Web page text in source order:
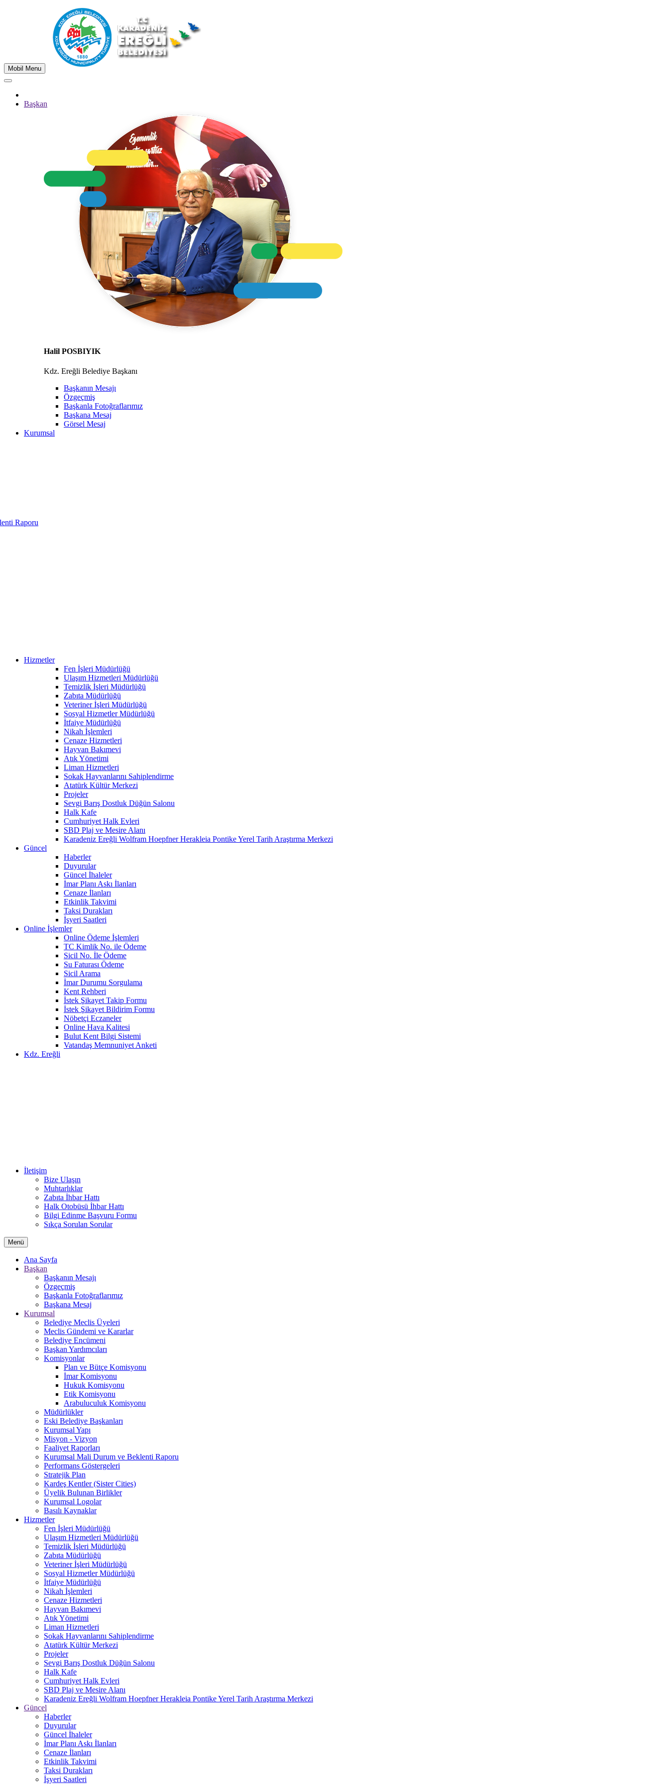
Mobil Menu
Başkan
Halil POSBIYIK
Kdz. Ereğli Belediye Başkanı
Başkanın Mesajı
Özgeçmiş
Başkanla Fotoğraflarımız
Başkana Mesaj
Görsel Mesaj
Kurumsal
Raporu
Hizmetler
Fen İşleri Müdürlüğü
Ulaşım Hizmetleri Müdürlüğü
Temizlik İşleri Müdürlüğü
Zabıta Müdürlüğü
Veteriner İşleri Müdürlüğü
Sosyal Hizmetler Müdürlüğü
İtfaiye Müdürlüğü
Nikah İşlemleri
Cenaze Hizmetleri
Hayvan Bakımevi
Atık Yönetimi
Liman Hizmetleri
Sokak Hayvanlarını Sahiplendirme
Atatürk Kültür Merkezi
Projeler
Sevgi Barış Dostluk Düğün Salonu
Halk Kafe
Cumhuriyet Halk Evleri
SBD Plaj ve Mesire Alanı
Karadeniz Ereğli Wolfram Hoepfner Herakleia Pontike Yerel Tarih Araştırma Merkezi
Güncel
Haberler
Duyurular
Güncel İhaleler
İmar Planı Askı İlanları
Cenaze İlanları
Etkinlik Takvimi
Taksi Durakları
İşyeri Saatleri
Online İşlemler
Online Ödeme İşlemleri
TC Kimlik No. ile Ödeme
Sicil No. İle Ödeme
Su Faturası Ödeme
Sicil Arama
İmar Durumu Sorgulama
Kent Rehberi
İstek Şikayet Takip Formu
İstek Şikayet Bildirim Formu
Nöbetçi Eczaneler
Online Hava Kalitesi
Bulut Kent Bilgi Sistemi
Vatandaş Memnuniyet Anketi
Kdz. Ereğli
İletişim
Bize Ulaşın
Muhtarlıklar
Zabıta İhbar Hattı
Halk Otobüsü İhbar Hattı
Bilgi Edinme Başvuru Formu
Sıkça Sorulan Sorular
Menü
Ana Sayfa
Başkan
Başkanın Mesajı
Özgeçmiş
Başkanla Fotoğraflarımız
Başkana Mesaj
Kurumsal
Belediye Meclis Üyeleri
Meclis Gündemi ve Kararlar
Belediye Encümeni
Başkan Yardımcıları
Komisyonlar
Plan ve Bütçe Komisyonu
İmar Komisyonu
Hukuk Komisyonu
Etik Komisyonu
Arabuluculuk Komisyonu
Müdürlükler
Eski Belediye Başkanları
Kurumsal Yapı
Misyon - Vizyon
Faaliyet Raporları
Kurumsal Mali Durum ve Beklenti Raporu
Performans Göstergeleri
Stratejik Plan
Kardeş Kentler (Sister Cities)
Üyelik Bulunan Birlikler
Kurumsal Logolar
Basılı Kaynaklar
Hizmetler
Fen İşleri Müdürlüğü
Ulaşım Hizmetleri Müdürlüğü
Temizlik İşleri Müdürlüğü
Zabıta Müdürlüğü
Veteriner İşleri Müdürlüğü
Sosyal Hizmetler Müdürlüğü
İtfaiye Müdürlüğü
Nikah İşlemleri
Cenaze Hizmetleri
Hayvan Bakımevi
Atık Yönetimi
Liman Hizmetleri
Sokak Hayvanlarını Sahiplendirme
Atatürk Kültür Merkezi
Projeler
Sevgi Barış Dostluk Düğün Salonu
Halk Kafe
Cumhuriyet Halk Evleri
SBD Plaj ve Mesire Alanı
Karadeniz Ereğli Wolfram Hoepfner Herakleia Pontike Yerel Tarih Araştırma Merkezi
Güncel
Haberler
Duyurular
Güncel İhaleler
İmar Planı Askı İlanları
Cenaze İlanları
Etkinlik Takvimi
Taksi Durakları
İşyeri Saatleri